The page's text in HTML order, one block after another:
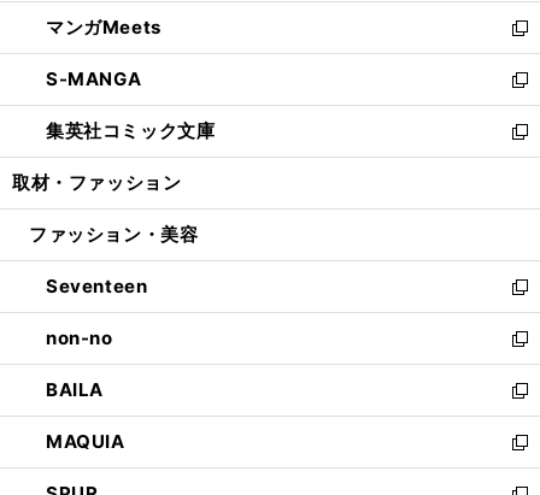
く
で
開
く
ド
ウ
で
開
く
ウ
ィ
ン
ド
ウ
で
開
し
い
ウ
ィ
ン
ド
ウ
開
マンガMeets
新
し
い
ウ
ィ
ン
ウ
開
く
S-MANGA
新
し
い
ウ
ン
ウ
で
開
く
集英社コミック文庫
新
し
ウ
ン
ド
ウ
で
開
く
取材・ファッション
ファッション・美容
Seventeen
新
し
い
ウ
ィ
ン
ド
ウ
non-no
新
し
い
ウ
ィ
ン
BAILA
新
し
い
ウ
MAQUIA
新
し